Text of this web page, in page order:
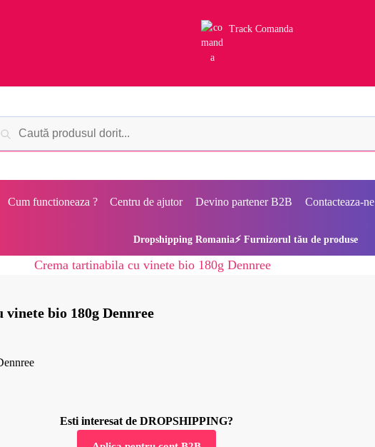
Track Comanda
Cum functioneaza ? Centru de ajutor Devino partener B2B Contacteaza-ne
Dropshipping Romania⚡ Furnizorul tău de produse
bio 180g Dennree
Esti interesat de DROPSHIPPING?